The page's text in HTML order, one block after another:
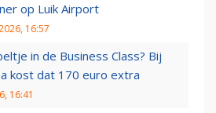
op Luik Airport
16:57
in de Business Class? Bij
kost dat 170 euro extra
16:41